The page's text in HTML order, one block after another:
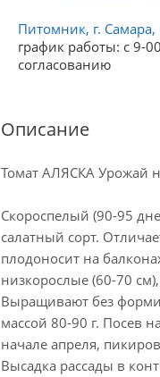
Питомник, г.
график работы: с 9-
согласованию
Описание
Томат АЛЯСКА Урожай
Скороспелый (90-95
салатный сорт.
плодоносит на
низкорослые (60-70
Выращивают без
массой 80-90 г. Посев
начале апреля,
Высадка рассады в